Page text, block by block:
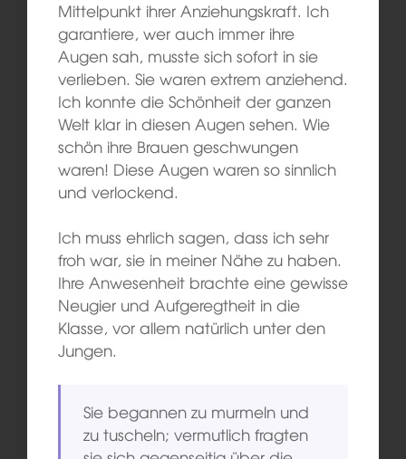
Mittelpunkt ihrer Anziehungskraft. Ich
garantiere, wer auch immer ihre
Augen sah, musste sich sofort in sie
verlieben. Sie waren extrem anziehend.
Ich konnte die Schönheit der ganzen
Welt klar in diesen Augen sehen. Wie
schön ihre Brauen geschwungen
waren! Diese Augen waren so sinnlich
und verlockend.
Ich muss ehrlich sagen, dass ich sehr
froh war, sie in meiner Nähe zu haben.
Ihre Anwesenheit brachte eine gewisse
Neugier und Aufgeregtheit in die
Klasse, vor allem natürlich unter den
Jungen.
Sie begannen zu murmeln und
zu tuscheln; vermutlich fragten